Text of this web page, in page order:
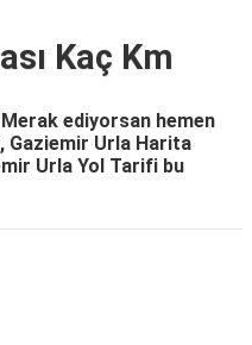
Kaç Km
ediyorsan hemen
Gaziemir Urla Harita
Urla Yol Tarifi bu